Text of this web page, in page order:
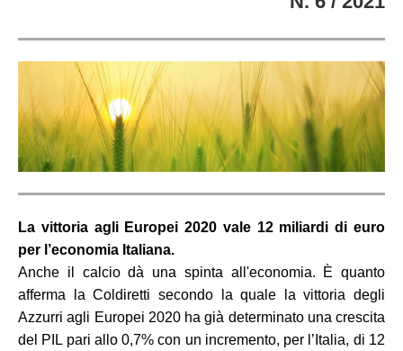
La vittoria agli Europei 2020 vale 12 miliardi di euro
per l’economia Italiana.
Anche il calcio dà una spinta all'economia. È quanto
afferma la Coldiretti secondo la quale la vittoria degli
Azzurri agli Europei 2020 ha già determinato una crescita
del PIL pari allo 0,7% con un incremento, per l’Italia, di 12